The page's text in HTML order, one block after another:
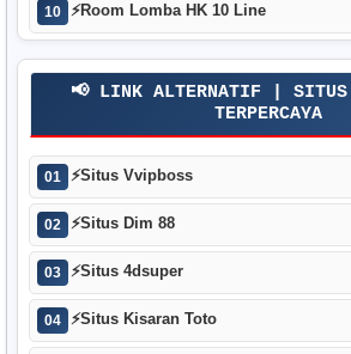
10 ⚡Room Lomba HK 10 Line
📢 LINK ALTERNATIF | SITUS
TERPERCAYA
01 ⚡Situs Vvipboss
02 ⚡Situs Dim 88
03 ⚡Situs 4dsuper
04 ⚡Situs Kisaran Toto